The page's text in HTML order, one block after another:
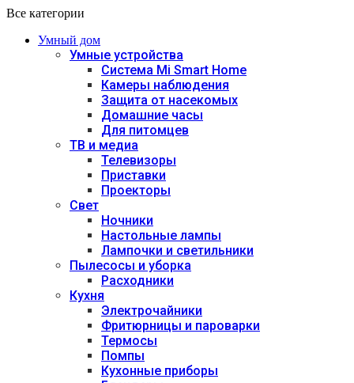
Все категории
Умный дом
Умные устройства
Система Mi Smart Home
Камеры наблюдения
Защита от насекомых
Домашние часы
Для питомцев
ТВ и медиа
Телевизоры
Приставки
Проекторы
Свет
Ночники
Настольные лампы
Лампочки и светильники
Пылесосы и уборка
Расходники
Кухня
Электрочайники
Фритюрницы и пароварки
Термосы
Помпы
Кухонные приборы